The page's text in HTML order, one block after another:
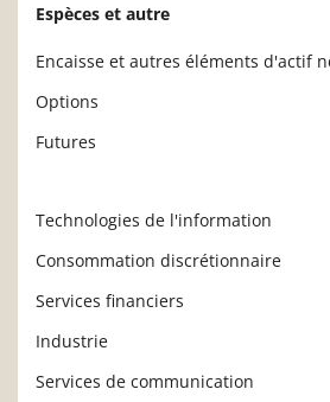
Espèces et autre
Encaisse et autres éléments d'actif
Options
Futures
Technologies de l'information
Consommation discrétionnaire
Services financiers
Industrie
Services de communication